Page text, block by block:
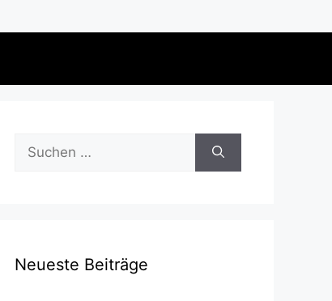
nach:
Neueste Beiträge